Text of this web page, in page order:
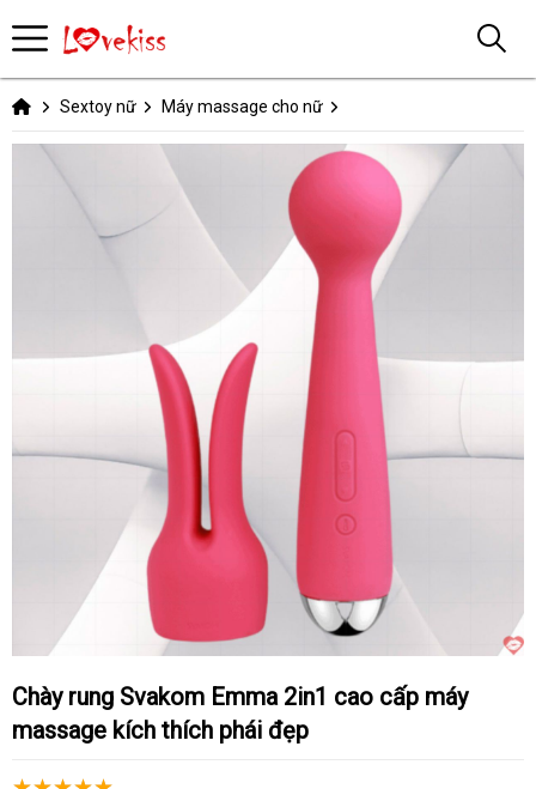
Sextoy nữ Máy massage cho nữ
Chày rung Svakom Emma 2in1 cao cấp máy
massage kích thích phái đẹp